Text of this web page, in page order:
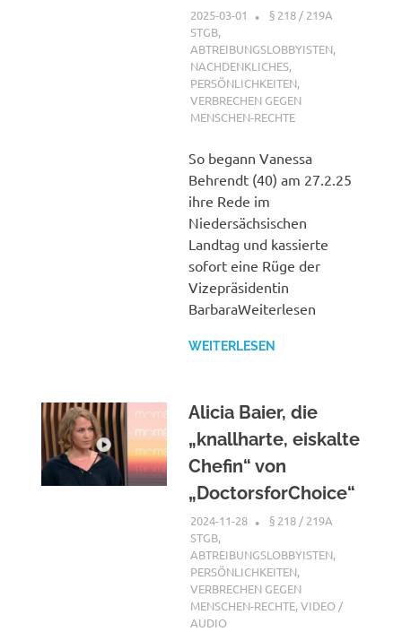
2025-03-01 XX
§ 218 / 219A
STGB,
ABTREIBUNGSLOBBYISTEN,
NACHDENKLICHES,
PERSÖNLICHKEITEN,
VERBRECHEN GEGEN
MENSCHEN-RECHTE
So begann Vanessa
Behrendt (40) am 27.2.25
ihre Rede im
Niedersächsischen
Landtag und kassierte
sofort eine Rüge der
Vizepräsidentin
BarbaraWeiterlesen
WEITERLESEN
Alicia Baier, die
„knallharte, eiskalte
Chefin“ von
„DoctorsforChoice“
2024-11-28 XX
§ 218 / 219A
STGB,
ABTREIBUNGSLOBBYISTEN,
PERSÖNLICHKEITEN,
VERBRECHEN GEGEN
MENSCHEN-RECHTE,VIDEO /
AUDIO